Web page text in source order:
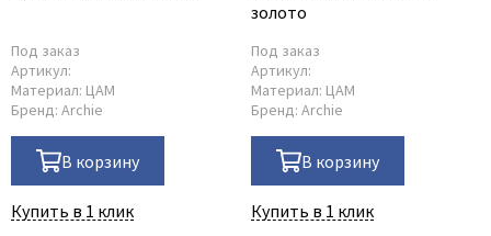
Под заказ
Артикул:
Материал: ЦАМ
Бренд: Archie
В корзину
Купить в 1 клик
золото
Под заказ
Артикул:
Материал: ЦАМ
Бренд: Archie
В корзину
Купить в 1 клик